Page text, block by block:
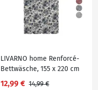
LIVARNO home Renforcé-
Bettwäsche, 155 x 220 cm
12,99 € 14,99 €